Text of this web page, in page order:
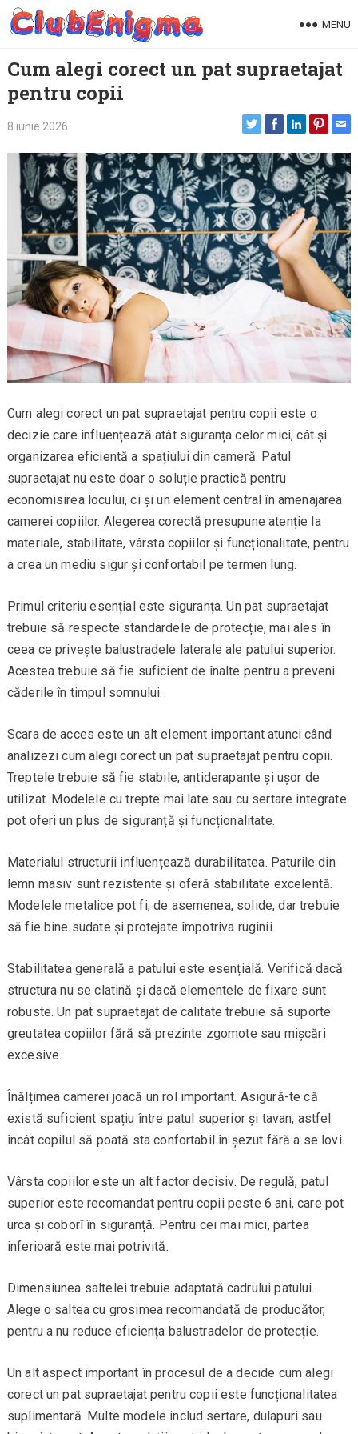
Skip
MENU
Cum alegi corect un pat supraetajat
pentru copii
8 iunie 2026
Cum alegi corect un pat supraetajat pentru copii este o
decizie care influențează atât siguranța celor mici, cât și
organizarea eficientă a spațiului din cameră. Patul
supraetajat nu este doar o soluție practică pentru
economisirea locului, ci și un element central în amenajarea
camerei copiilor. Alegerea corectă presupune atenție la
materiale, stabilitate, vârsta copiilor și funcționalitate, pentru
a crea un mediu sigur și confortabil pe termen lung.
Primul criteriu esențial este siguranța. Un pat supraetajat
trebuie să respecte standardele de protecție, mai ales în
ceea ce privește balustradele laterale ale patului superior.
Acestea trebuie să fie suficient de înalte pentru a preveni
căderile în timpul somnului.
Scara de acces este un alt element important atunci când
analizezi cum alegi corect un pat supraetajat pentru copii.
Treptele trebuie să fie stabile, antiderapante și ușor de
utilizat. Modelele cu trepte mai late sau cu sertare integrate
pot oferi un plus de siguranță și funcționalitate.
Materialul structurii influențează durabilitatea. Paturile din
lemn masiv sunt rezistente și oferă stabilitate excelentă.
Modelele metalice pot fi, de asemenea, solide, dar trebuie
să fie bine sudate și protejate împotriva ruginii.
Stabilitatea generală a patului este esențială. Verifică dacă
structura nu se clatină și dacă elementele de fixare sunt
robuste. Un pat supraetajat de calitate trebuie să suporte
greutatea copiilor fără să prezinte zgomote sau mișcări
excesive.
Înălțimea camerei joacă un rol important. Asigură-te că
există suficient spațiu între patul superior și tavan, astfel
încât copilul să poată sta confortabil în șezut fără a se lovi.
Vârsta copiilor este un alt factor decisiv. De regulă, patul
superior este recomandat pentru copii peste 6 ani, care pot
urca și coborî în siguranță. Pentru cei mai mici, partea
inferioară este mai potrivită.
Dimensiunea saltelei trebuie adaptată cadrului patului.
Alege o saltea cu grosimea recomandată de producător,
pentru a nu reduce eficiența balustradelor de protecție.
Un alt aspect important în procesul de a decide cum alegi
corect un pat supraetajat pentru copii este funcționalitatea
suplimentară. Multe modele includ sertare, dulapuri sau